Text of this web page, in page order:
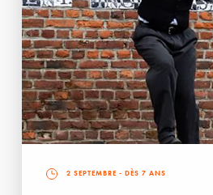
2 SEPTEMBRE - DÈS 7 ANS